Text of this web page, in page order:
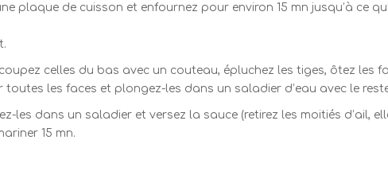
plaque de cuisson et enfournez pour environ 15 mn jusqu’à ce
celles du bas avec un couteau, épluchez les tiges, ôtez les
les faces et plongez-les dans un saladier d’eau avec le
les dans un saladier et versez la sauce (retirez les moitiés d’ail,
15 mn.